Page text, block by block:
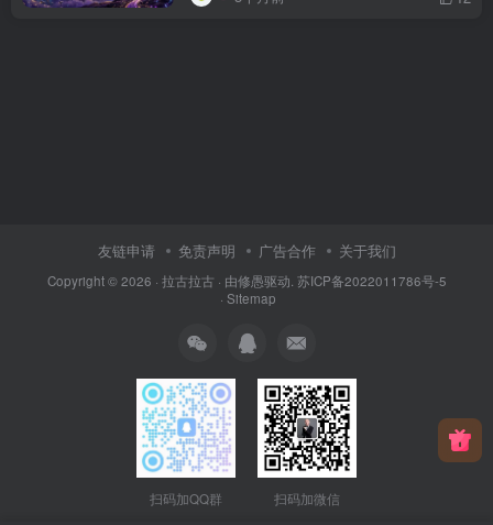
友链申请 免责声明 广告合作 关于我们
Copyright © 2026 · 拉古拉古 · 由修愚驱动. 苏ICP备2022011786号-5
· Sitemap
扫码加QQ群 扫码加微信